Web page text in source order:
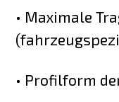
• Maximale
• Profilform